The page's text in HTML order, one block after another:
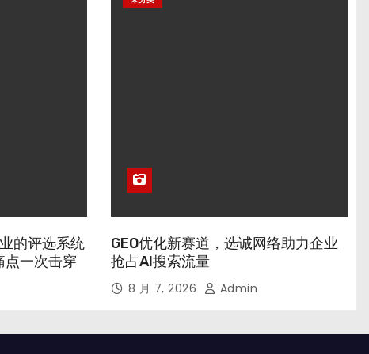
的评选系统
点一次击穿
GEO优化新赛道，选诚网络助力企业
抢占AI搜索流量
8 月 7, 2026 Admin